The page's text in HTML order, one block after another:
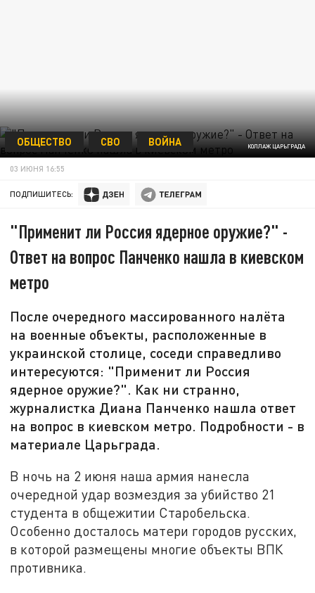
КОЛЛАЖ ЦАРЬГРАДА
ОБЩЕСТВО СВО ВОЙНА
03 ИЮНЯ 16:55
ПОДПИШИТЕСЬ:
"Применит ли Россия ядерное оружие?" -
Ответ на вопрос Панченко нашла в киевском
метро
После очередного массированного налёта
на военные объекты, расположенные в
украинской столице, соседи справедливо
интересуются: "Применит ли Россия
ядерное оружие?". Как ни странно,
журналистка Диана Панченко нашла ответ
на вопрос в киевском метро. Подробности - в
материале Царьграда.
В ночь на 2 июня наша армия нанесла
очередной удар возмездия за убийство 21
студента в общежитии Старобельска.
Особенно досталось матери городов русских,
в которой размещены многие объекты ВПК
противника.